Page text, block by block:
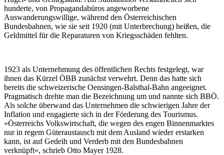
hunderte, von Propagandabüros angeworbene
Auswanderungswillige, während den Österreichischen
Bundesbahnen, wie sie seit 1920 (mit Unterbrechung) heißen, die
Geldmittel für die Reparaturen von Kriegsschäden fehlten.
1923 als Unternehmung des öffentlichen Rechts festgelegt, war
ihnen das Kürzel ÖBB zunächst verwehrt. Denn das hatte sich
bereits die schweizerische Oensingen-Balsthal-Bahn angeeignet.
Pragmatisch drehte man die Bezeichnung um und nannte sich BBÖ.
Als solche überwand das Unternehmen die schwierigen Jahre der
Inflation und engagierte sich in der Förderung des Tourismus.
»Österreichs Volkswirtschaft, die wegen des engen Binnenmarktes
nur in regem Güteraustausch mit dem Ausland wieder erstarken
kann, ist auf Gedeih und Verderb mit den Bundesbahnen
verknüpft«, schrieb Otto Mayer 1928.